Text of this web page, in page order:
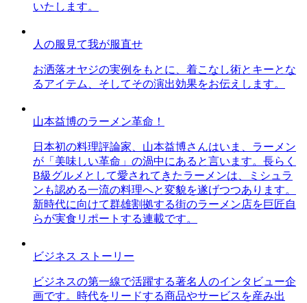
いたします。
人の服見て我が服直せ
お洒落オヤジの実例をもとに、着こなし術とキーとな
るアイテム、そしてその演出効果をお伝えします。
山本益博のラーメン革命！
日本初の料理評論家、山本益博さんはいま、ラーメン
が「美味しい革命」の渦中にあると言います。長らく
B級グルメとして愛されてきたラーメンは、ミシュラ
ンも認める一流の料理へと変貌を遂げつつあります。
新時代に向けて群雄割拠する街のラーメン店を巨匠自
らが実食リポートする連載です。
ビジネス ストーリー
ビジネスの第一線で活躍する著名人のインタビュー企
画です。時代をリードする商品やサービスを産み出